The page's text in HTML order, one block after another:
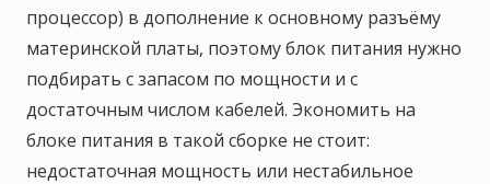
процессор) в дополнение к основному разъёму
материнской платы, поэтому блок питания нужно
подбирать с запасом по мощности и с
достаточным числом кабелей. Экономить на
блоке питания в такой сборке не стоит:
недостаточная мощность или нестабильное